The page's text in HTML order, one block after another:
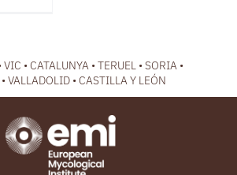
• CATALUNYA • TERUEL • SORIA •
VALLADOLID • CASTILLA Y LEÓN